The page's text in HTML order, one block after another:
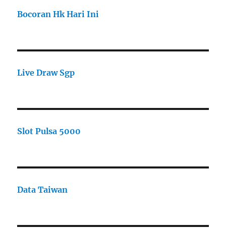
Bocoran Hk Hari Ini
Live Draw Sgp
Slot Pulsa 5000
Data Taiwan